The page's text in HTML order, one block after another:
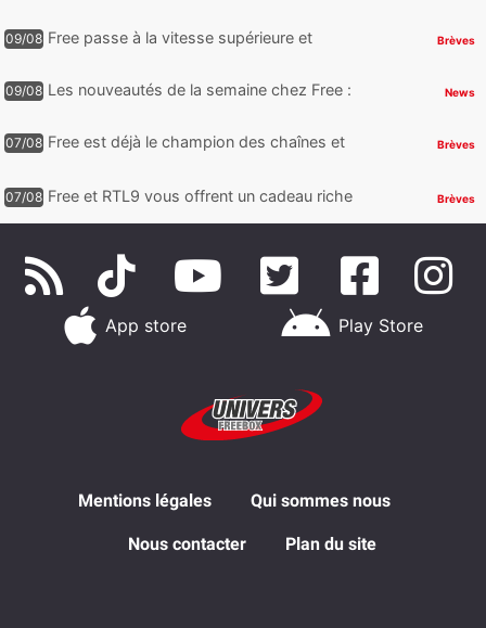
09/08 Free passe à la vitesse supérieure et
Brèves
09/08 Les nouveautés de la semaine chez Free :
News
07/08 Free est déjà le champion des chaînes et
Brèves
07/08 Free et RTL9 vous offrent un cadeau riche
Brèves
App store Play Store
Mentions légales Qui sommes nous
Nous contacter Plan du site